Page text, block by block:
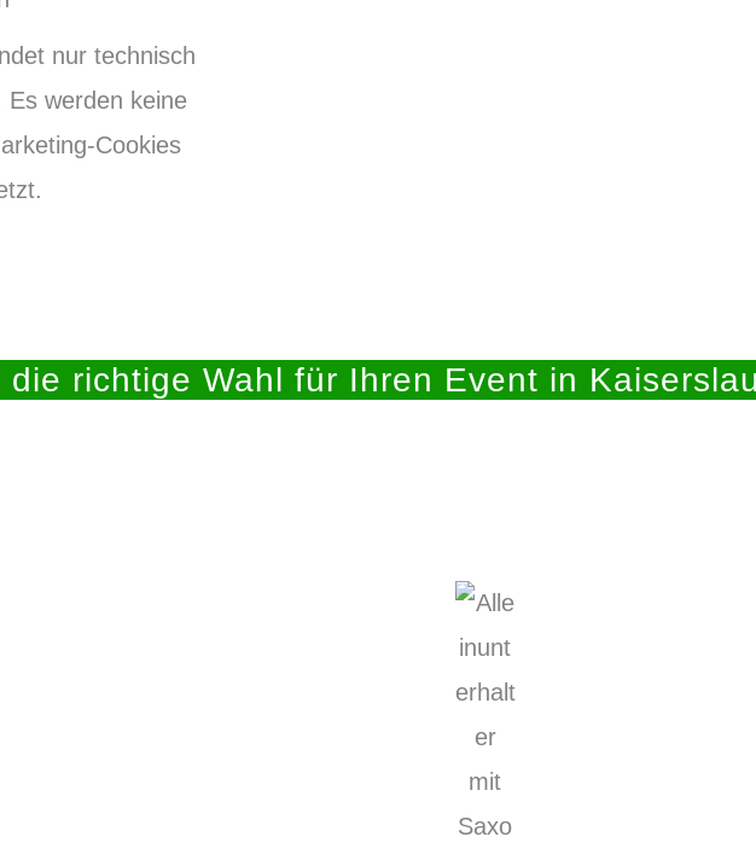
nur technisch
Es werden keine
Cookies
die richtige Wahl für Ihren Event in